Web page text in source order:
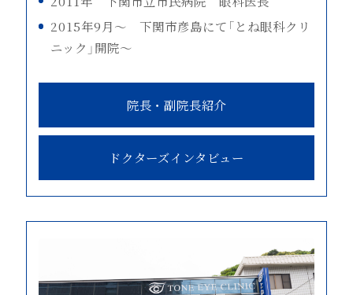
2015年9月～ 下関市彦島にて「とね眼科クリ
ニック」開院～
院長・副院長紹介
ドクターズインタビュー